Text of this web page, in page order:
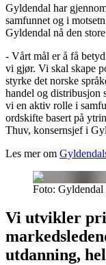
Gyldendal har
samfunnet og i
Gyldendal nå den
- Vårt mål er å få
vi gjør. Vi skal skape
styrke det norske
handel og distribusjon
vi en aktiv rolle i
ordskifte basert på
Thuv, konsernsjef i
Les mer om
Foto:
Vi utvikler
utdanning,